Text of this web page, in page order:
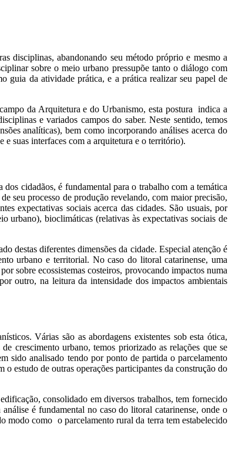
disciplinas, abandonando seu método próprio e mesmo a
sobre o meio urbano pressupõe tanto o diálogo com
guia da atividade prática, e a prática realizar seu papel de
da Arquitetura e do Urbanismo, esta postura indica a
e variados campos do saber. Neste sentido, temos
analíticas), bem como incorporando análises acerca do
e suas interfaces com a arquitetura e o território).
cidadãos, é fundamental para o trabalho com a temática
seu processo de produção revelando, com maior precisão,
expectativas sociais acerca das cidades. São usuais, por
urbano), bioclimáticas (relativas às expectativas sociais de
destas diferentes dimensões da cidade. Especial atenção é
urbano e territorial. No caso do litoral catarinense, uma
sobre ecossistemas costeiros, provocando impactos numa
outro, na leitura da intensidade dos impactos ambientais
Várias são as abordagens existentes sob esta ótica,
crescimento urbano, temos priorizado as relações que se
sido analisado tendo por ponto de partida o parcelamento
estudo de outras operações participantes da construção do
consolidado em diversos trabalhos, tem fornecido
é fundamental no caso do litoral catarinense, onde o
modo como o parcelamento rural da terra tem estabelecido